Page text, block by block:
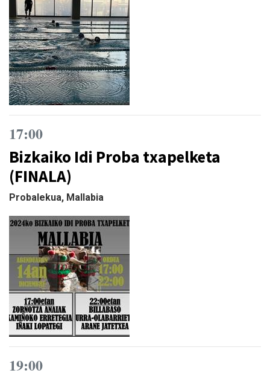
17:00
Bizkaiko Idi Proba txapelketa
(FINALA)
Probalekua, Mallabia
19:00